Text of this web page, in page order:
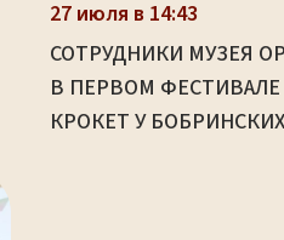
27 июля в 14:43
СОТРУДНИКИ МУЗЕЯ
В ПЕРВОМ
КРОКЕТ У